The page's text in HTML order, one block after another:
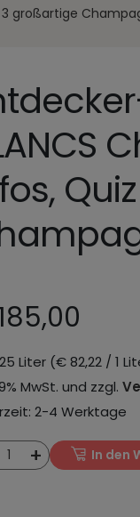
3 großartige
Liter (€ 82,22 / 1
MwSt. und zzgl.
2-4 Werktage
1 + In den